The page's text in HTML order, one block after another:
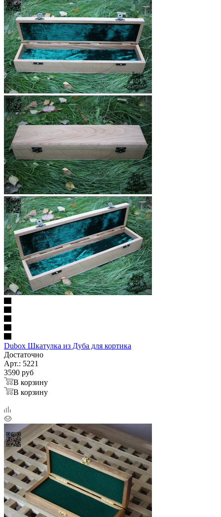
Dubox Шкатулка из Дуба для кортика
Достаточно
Арт.: 5221
3590 руб
В корзину
В корзину